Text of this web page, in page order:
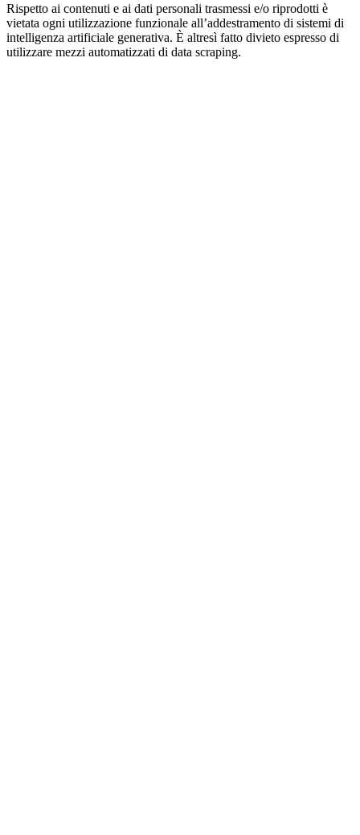
Rispetto ai contenuti e ai dati personali trasmessi e/o riprodotti è
vietata ogni utilizzazione funzionale all’addestramento di sistemi di
intelligenza artificiale generativa. È altresì fatto divieto espresso di
utilizzare mezzi automatizzati di data scraping.